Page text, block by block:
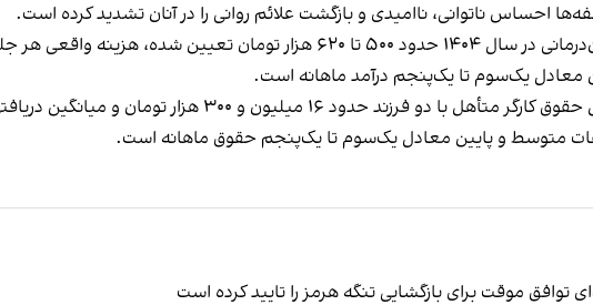
احساس ناتوانی، ناامیدی و بازگشت علائم روانی را در آنان تشدید کرده است.
در حالی‌که تعرفه رسمی روان‌درمانی در سال ۱۴۰۴ حدود ۵۰۰ تا ۶۲۰
معادل یک‌سوم تا یک‌پنجم درآمد ماهانه است.
متوسط و پایین معادل یک‌سوم تا یک‌پنجم حقوق ماهانه است.